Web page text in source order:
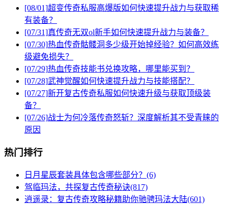
[08/01]超变传奇私服高爆版如何快速提升战力与获取稀
有装备？
[07/31]真传奇无双ol新手如何快速提升战力与装备？
[07/30]热血传奇骷髅洞多少级开始掉经验？如何高效练
级避免损失？
[07/29]热血传奇技能书兑换攻略，哪里能买到？
[07/28]武神觉醒如何快速提升战力与技能搭配？
[07/27]新开复古传奇私服如何快速升级与获取顶级装
备？
[07/26]战士为何冷落传奇怒斩？深度解析其不受青睐的
原因
热门排行
日月星辰套装具体包含哪些部分？(6)
驾临玛法，共探复古传奇秘诀(817)
逍遥录：复古传奇攻略秘籍助你驰骋玛法大陆(601)